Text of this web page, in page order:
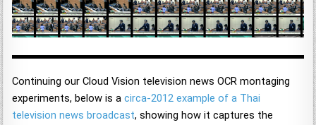
Continuing our Cloud Vision television news OCR montaging
experiments, below is acirca-2012 example of a Thai
television news broadcast, showing how it captures the